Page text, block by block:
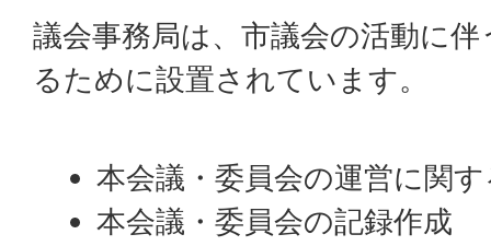
議会事務局は、市議会の活動に
るために設置されています。
本会議・委員会の運営に関
本会議・委員会の記録作成